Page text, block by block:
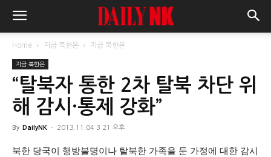
Home 지금 북한은 지금 북한은
지금 북한은
“탈북자 통한 2차 탈북 차단 위
해 감시·통제 강화”
By DailyNK - 2013.11.04 3:21 오후
북한 당국이 행방불명이나 탈북한 가족을 둔 가정에 대한 감시